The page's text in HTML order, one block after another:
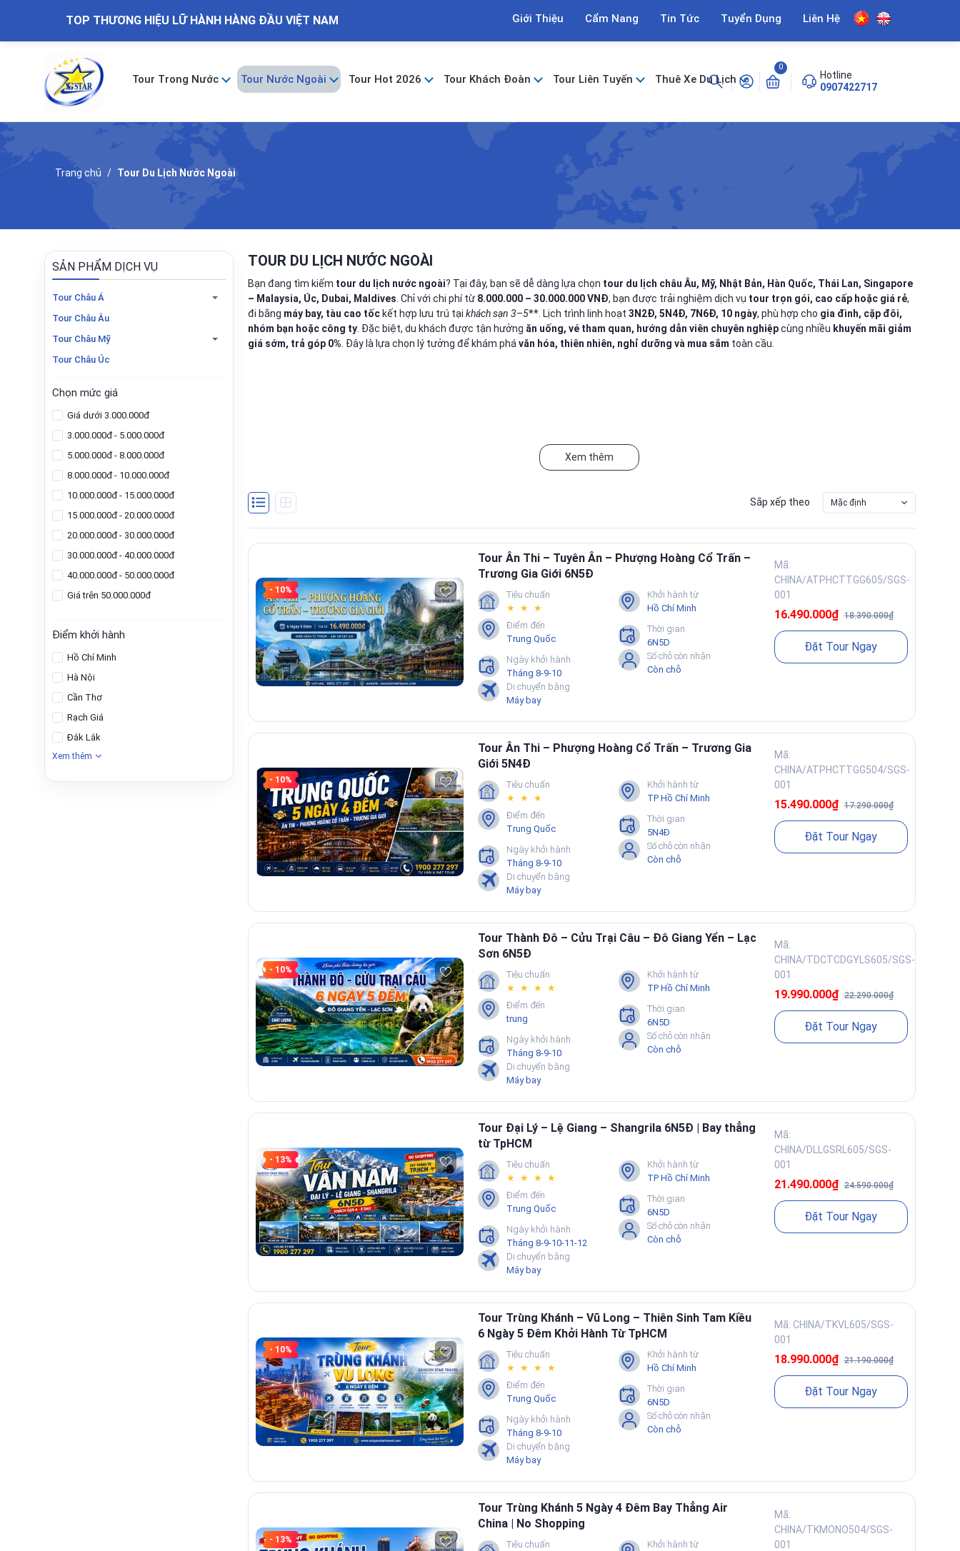
TOP THƯƠNG HIỆU LỮ HÀNH HÀNG ĐẦU VIỆT NAM Giới Thiệu Cẩm Nang Tin Tức Tuyển Dụng Liên Hệ
Tour Trong Nước Tour Nước Ngoài Tour Hot 2026 Tour Khách Đoàn Tour Liên Tuyến Thuê Xe Du Lịch
0
Hotline
0907422717
Trang chủ Tour Du Lịch Nước Ngoài
SẢN PHẨM DỊCH VỤ
Tour Châu Á
Tour Châu Âu
Tour Châu Mỹ
Tour Châu Úc
Chọn mức giá
Giá dưới 3.000.000đ
3.000.000đ - 5.000.000đ
5.000.000đ - 8.000.000đ
8.000.000đ - 10.000.000đ
10.000.000đ - 15.000.000đ
15.000.000đ - 20.000.000đ
20.000.000đ - 30.000.000đ
30.000.000đ - 40.000.000đ
40.000.000đ - 50.000.000đ
Giá trên 50.000.000đ
Điểm khởi hành
Hồ Chí Minh
Hà Nội
Cần Thơ
Rạch Giá
Đắk Lắk
Xem thêm
TOUR DU LỊCH NƯỚC NGOÀI
Bạn đang tìm kiếm tour du lịch nước ngoài? Tại đây, bạn sẽ dễ dàng lựa chọn tour du lịch châu Âu, Mỹ, Nhật Bản, Hàn Quốc, Thái Lan, Singapore
– Malaysia, Úc, Dubai, Maldives . Chỉ với chi phí từ 8.000.000 – 30.000.000 VNĐ, bạn được trải nghiệm dịch vụ tour trọn gói, cao cấp hoặc giá rẻ,
đi bằng máy bay, tàu cao tốc kết hợp lưu trú tạikhách sạn 3–5**. Lịch trình linh hoạt3N2Đ, 5N4Đ, 7N6Đ, 10 ngày, phù hợp cho gia đình, cặp đôi,
nhóm bạn hoặc công ty . Đặc biệt, du khách được tận hưởng ăn uống, vé tham quan, hướng dẫn viên chuyên nghiệpcùng nhiều khuyến mãi giảm
giá sớm, trả góp 0% . Đây là lựa chọn lý tưởng để khám phávăn hóa, thiên nhiên, nghỉ dưỡng và mua sắm toàn cầu.
Xem thêm
Sắp xếp theo Mặc định
- 10%
Tour Ân Thi – Tuyên Ân – Phượng Hoàng Cổ Trấn –
Trương Gia Giới 6N5Đ
Tiêu chuẩn
★ ★ ★
Khởi hành từ
Hồ Chí Minh
Điểm đến
Trung Quốc
Thời gian
6N5D
Ngày khởi hành
Tháng 8-9-10
Số chỗ còn nhận
Còn chỗ
Di chuyển bằng
Máy bay
Mã:
CHINA/ATPHCTTGG605/SGS-
001
16.490.000₫18.390.000₫
Đặt Tour Ngay
- 10%
Tour Ân Thi – Phượng Hoàng Cổ Trấn – Trương Gia
Giới 5N4Đ
Tiêu chuẩn
★ ★ ★
Khởi hành từ
TP Hồ Chí Minh
Điểm đến
Trung Quốc
Thời gian
5N4Đ
Ngày khởi hành
Tháng 8-9-10
Số chỗ còn nhận
Còn chỗ
Di chuyển bằng
Máy bay
Mã:
CHINA/ATPHCTTGG504/SGS-
001
15.490.000₫17.290.000₫
Đặt Tour Ngay
- 10%
Tour Thành Đô – Cửu Trại Câu – Đô Giang Yển – Lạc
Sơn 6N5Đ
Tiêu chuẩn
★ ★ ★ ★
Khởi hành từ
TP Hồ Chí Minh
Điểm đến
trung
Thời gian
6N5D
Ngày khởi hành
Tháng 8-9-10
Số chỗ còn nhận
Còn chỗ
Di chuyển bằng
Máy bay
Mã:
CHINA/TDCTCDGYLS605/SGS-
001
19.990.000₫22.290.000₫
Đặt Tour Ngay
- 13%
Tour Đại Lý – Lệ Giang – Shangrila 6N5Đ | Bay thẳng
từ TpHCM
Tiêu chuẩn
★ ★ ★ ★
Khởi hành từ
TP Hồ Chí Minh
Điểm đến
Trung Quốc
Thời gian
6N5D
Ngày khởi hành
Tháng 8-9-10-11-12
Số chỗ còn nhận
Còn chỗ
Di chuyển bằng
Máy bay
Mã:
CHINA/DLLGSRL605/SGS-
001
21.490.000₫24.590.000₫
Đặt Tour Ngay
- 10%
Tour Trùng Khánh – Vũ Long – Thiên Sinh Tam Kiều
6 Ngày 5 Đêm Khởi Hành Từ TpHCM
Tiêu chuẩn
★ ★ ★ ★
Khởi hành từ
Hồ Chí Minh
Điểm đến
Trung Quốc
Thời gian
6N5D
Ngày khởi hành
Tháng 8-9-10
Số chỗ còn nhận
Còn chỗ
Di chuyển bằng
Máy bay
Mã: CHINA/TKVL605/SGS-
001
18.990.000₫21.190.000₫
Đặt Tour Ngay
- 13%
Tour Trùng Khánh 5 Ngày 4 Đêm Bay Thẳng Air
China | No Shopping
Tiêu chuẩn
Khởi hành từ
Mã:
CHINA/TKMONO504/SGS-
001